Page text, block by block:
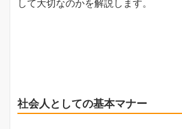
して大切なのかを解説します。
社会人としての基本マナー